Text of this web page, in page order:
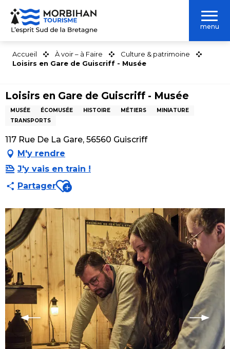
Aller
contenu
menu
Accueil À voir – à Faire
Culture & patrimoine
Loisirs en Gare de Guiscriff - Musée
Loisirs en Gare de Guiscriff - Musée
MUSÉE ÉCOMUSÉE HISTOIRE MÉTIERS
MINIATURE
TRANSPORTS
117 Rue De La Gare, 56560 Guiscriff
M'y rendre
J'y vais en train !
PartagerAjouter aux favoris